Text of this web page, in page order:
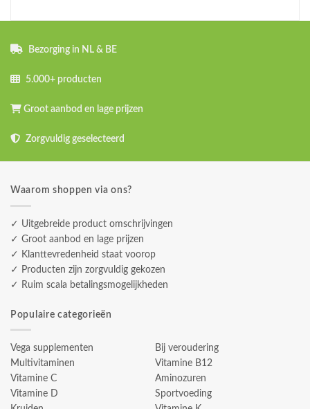
Bezorging in NL & BE
5.000+ producten
Groot aanbod en lage prijzen
Zorgvuldig geselecteerd
Waarom shoppen via ons?
✓ Uitgebreide product omschrijvingen
✓ Groot aanbod en lage prijzen
✓ Klanttevredenheid staat voorop
✓ Producten zijn zorgvuldig gekozen
✓ Ruim scala betalingsmogelijkheden
Populaire categorieën
Vega supplementen
Multivitaminen
Vitamine C
Vitamine D
Bij veroudering
Vitamine B12
Aminozuren
Sportvoeding